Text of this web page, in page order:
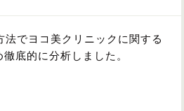
法でヨコ美クリニックに関する
底的に分析しました。